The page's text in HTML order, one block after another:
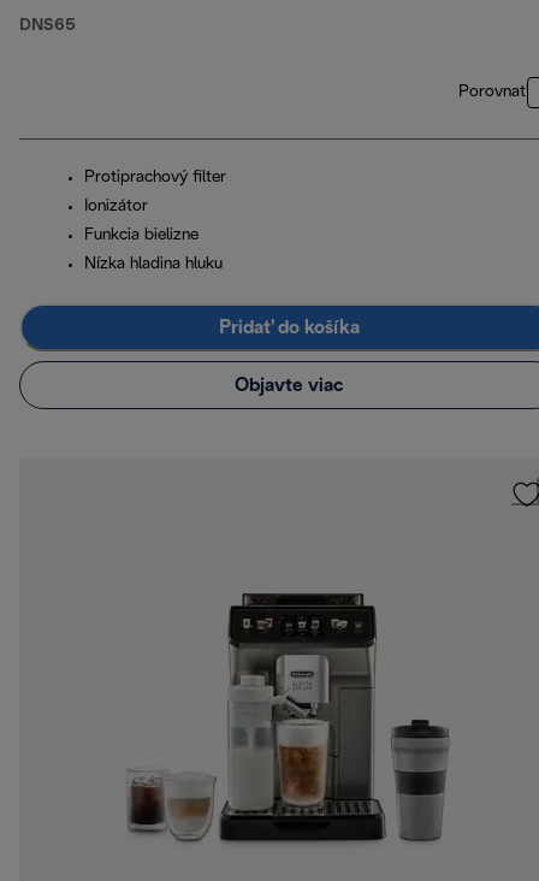
DNS65
Porovnať
Protiprachový filter
Ionizátor
Funkcia bielizne
Nízka hladina hluku
Pridať do košíka
Objavte viac